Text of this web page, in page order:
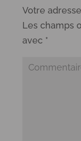
Votre
Les champs
avec *